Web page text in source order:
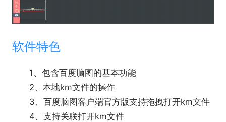
软件特色
1、包含百度脑图的基本功能
2、本地km文件的操作
3、百度脑图客户端官方版支持拖拽打开km文件
4、支持关联打开km文件